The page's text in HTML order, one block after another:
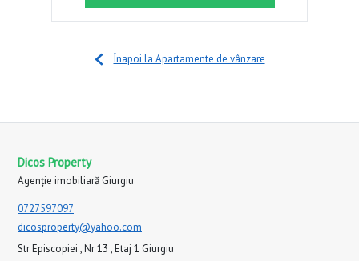
Înapoi la Apartamente de vânzare
Dicos Property
Agenție imobiliară Giurgiu
0727597097
dicosproperty@yahoo.com
Str Episcopiei , Nr 13 , Etaj 1 Giurgiu